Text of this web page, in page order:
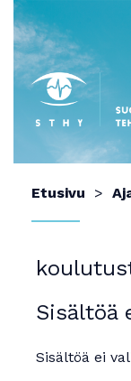
Jäsenyys
Mainokset ja
Etusivu
Sisältöä
Sisältöä ei